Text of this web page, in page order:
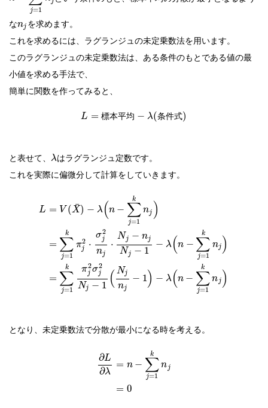
j=1
なnj を求めます。
これを求めるには、ラグランジュの未定乗数法を用います。
このラグランジュの未定乗数法は、ある条件のもとである値の最
小値を求める手法で、
簡単に関数を作ってみると、
L = 標本平均 − λ(条件式)
と表せて、 λはラグランジュ定数です。
これを実際に偏微分して計算をしていきます。
L =
=
=
V (X
¯) − λ(n − ∑
j=1
k
nj )
∑
j=1
k
π2
j ⋅
σ2
j
nj
⋅
Nj − nj
Nj − 1
− λ(n − ∑
j=1
k
nj )
∑
j=1
k π2
j σ2
j
Nj − 1 ( Nj
nj
− 1) − λ(n − ∑
j=1
k
nj )
となり、未定乗数法で分散が最小になる時を考える。
∂L
∂λ
=
=
n − ∑
j=1
k
nj
0